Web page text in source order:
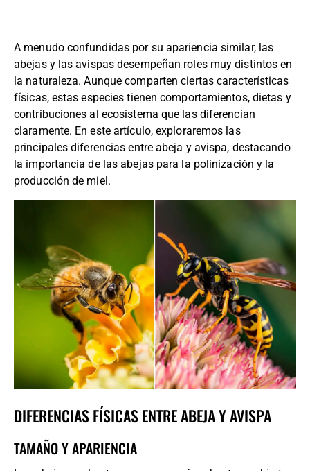
A menudo confundidas por su apariencia similar, las
abejas y las avispas desempeñan roles muy distintos en
la naturaleza. Aunque comparten ciertas características
físicas, estas especies tienen comportamientos, dietas y
contribuciones al ecosistema que las diferencian
claramente. En este artículo, exploraremos las
principales diferencias entre abeja y avispa, destacando
la importancia de las abejas para la polinización y la
producción de miel.
DIFERENCIAS FÍSICAS ENTRE ABEJA Y AVISPA
TAMAÑO Y APARIENCIA